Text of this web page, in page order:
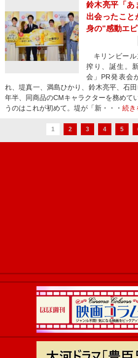
鈴木亮平「あ
出会ったこ
身の“感動エ
キリンビール
搾り、誕生。
会」PR発表会
れ、堤真一、満島ひかり、鈴木亮平、石
年半、同商品のCMキャラクターを務めて
うのはこれが初めて。堤が「新・・・ 続き
1 2 3 4 5